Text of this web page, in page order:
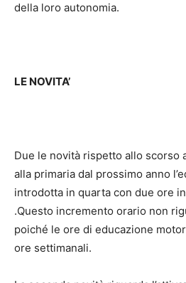
della loro autonomia.
LE NOVITA’
Due le novità rispetto allo scorso
alla primaria dal prossimo anno
introdotta in quarta con due ore
.Questo incremento orario non
poiché le ore di educazione
ore settimanali.